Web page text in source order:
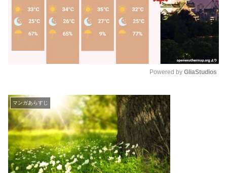
Powered by GliaStudios
マンガあらすじ